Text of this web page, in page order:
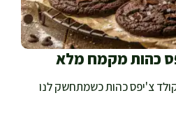
כהות מקמח מלא
צ'יפס כהות כשמתחשק לנו